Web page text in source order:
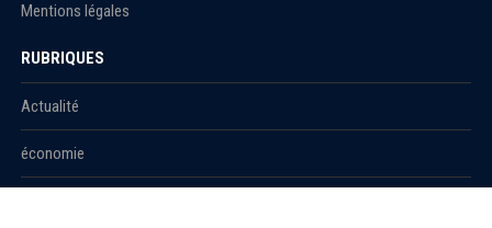
Mentions légales
RUBRIQUES
Actualité
économie